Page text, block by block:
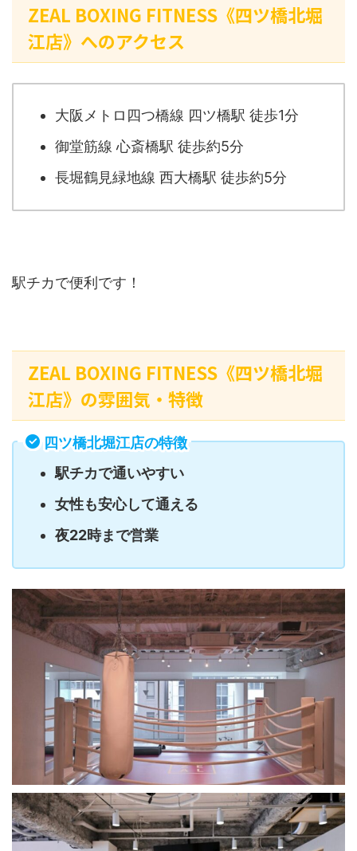
ZEAL BOXING FITNESS《四ツ橋北堀
江店》へのアクセス
大阪メトロ四つ橋線 四ツ橋駅 徒歩1分
御堂筋線 心斎橋駅 徒歩約5分
長堀鶴見緑地線 西大橋駅 徒歩約5分
駅チカで便利です！
ZEAL BOXING FITNESS《四ツ橋北堀
江店》の雰囲気・特徴
四ツ橋北堀江店の特徴
駅チカで通いやすい
女性も安心して通える
夜22時まで営業